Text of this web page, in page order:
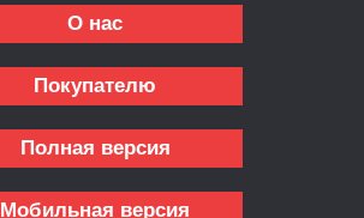
О нас
Покупателю
Полная версия
Мобильная версия